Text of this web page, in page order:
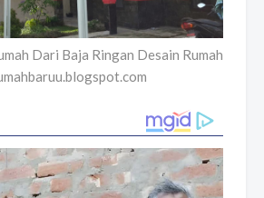
Dari Baja Ringan Desain Rumah